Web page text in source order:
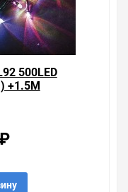
500LED
+1.5М